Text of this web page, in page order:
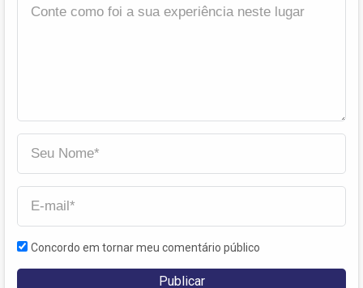
Concordo em tornar meu comentário público